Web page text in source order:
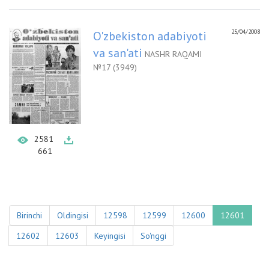
2581
661
25/04/2008
O'zbekiston adabiyoti
va san'ati NASHR RAQAMI
№17 (3949)
Birinchi Oldingisi 12598 12599 12600
12601
12602
12603 Keyingisi So'nggi